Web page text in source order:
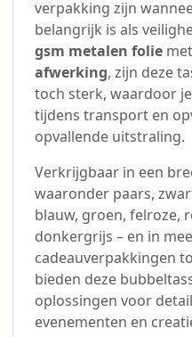
verpakking zijn
belangrijk is als
gsm metalen folie
afwerking, zijn deze
toch sterk, waardoor
tijdens transport en
opvallende uitstraling.
Verkrijgbaar in een
waaronder paars,
blauw, groen, felroze,
donkergrijs – en in
cadeauverpakkingen
bieden deze
oplossingen voor
evenementen en